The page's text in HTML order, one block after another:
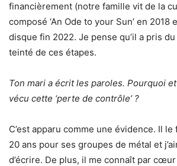
financièrement (notre famille vit de la
composé ‘An Ode to your Sun’ en 2018
disque fin 2022. Je pense qu’il a pris du
teinté de ces étapes.
Ton mari a écrit les paroles. Pourquoi
vécu cette ‘perte de contrôle’ ?
C’est apparu comme une évidence. Il
20 ans pour ses groupes de métal et
d’écrire. De plus, il me connaît par